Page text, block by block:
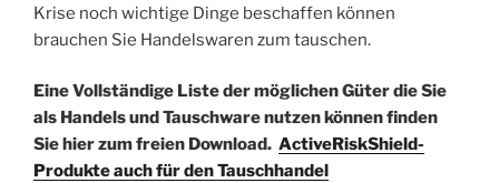
Krise noch wichtige Dinge beschaffen können
brauchen Sie Handelswaren zum tauschen.
Eine Vollständige Liste der möglichen Güter die Sie
als Handels und Tauschware nutzen können finden
Sie hier zum freien Download. ActiveRiskShield-
Produkte auch für den Tauschhandel